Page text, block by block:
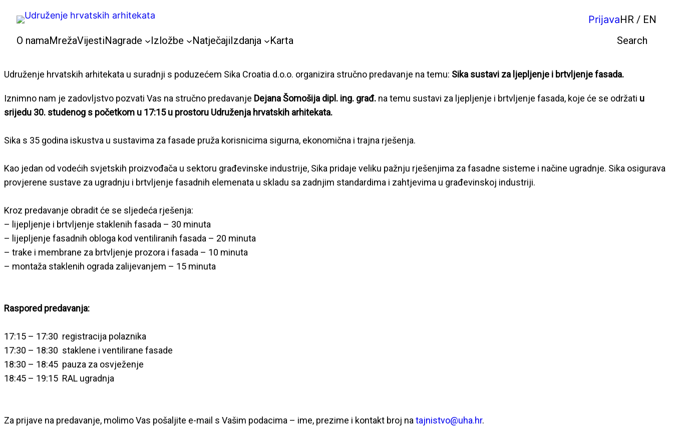
Skoči
sadržaja
PrijavaHR / EN
O namaMrežaVijestiNagrade Izložbe NatječajiIzdanja Karta
Udruženje hrvatskih arhitekata u suradnji s poduzećem Sika Croatia d.o.o. organizira stručno predavanje na temu: Sika sustavi za ljepljenje i brtvljenje fasada.
Iznimno nam je zadovljstvo pozvati Vas na stručno predavanje Dejana Šomošija dipl. ing. građ. na temu sustavi za ljepljenje i brtvljenje fasada, koje će se održati u
srijedu 30. studenog s početkom u 17:15 u prostoru Udruženja hrvatskih arhitekata.
Sika s 35 godina iskustva u sustavima za fasade pruža korisnicima sigurna, ekonomična i trajna rješenja.
Kao jedan od vodećih svjetskih proizvođača u sektoru građevinske industrije, Sika pridaje veliku pažnju rješenjima za fasadne sisteme i načine ugradnje. Sika osigurava
provjerene sustave za ugradnju i brtvljenje fasadnih elemenata u skladu sa zadnjim standardima i zahtjevima u građevinskoj industriji.
Kroz predavanje obradit će se sljedeća rješenja:
– lijepljenje i brtvljenje staklenih fasada – 30 minuta
– lijepljenje fasadnih obloga kod ventiliranih fasada – 20 minuta
– trake i membrane za brtvljenje prozora i fasada – 10 minuta
– montaža staklenih ograda zalijevanjem – 15 minuta
Raspored predavanja:
17:15 – 17:30 registracija polaznika
17:30 – 18:30 staklene i ventilirane fasade
18:30 – 18:45 pauza za osvježenje
18:45 – 19:15 RAL ugradnja
Za prijave na predavanje, molimo Vas pošaljite e-mail s Vašim podacima – ime, prezime i kontakt broj na tajnistvo@uha.hr.